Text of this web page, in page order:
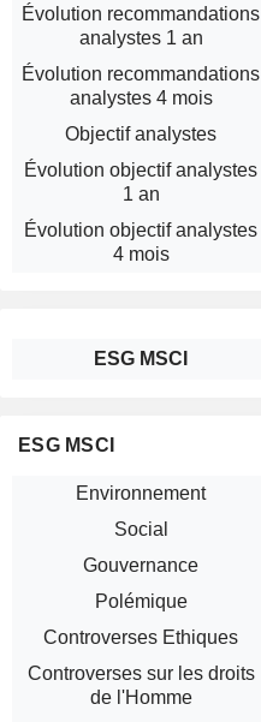
Évolution recommandations
analystes 1 an
Évolution recommandations
analystes 4 mois
Objectif analystes
Évolution objectif analystes
1 an
Évolution objectif analystes
4 mois
ESG MSCI
ESG MSCI
Environnement
Social
Gouvernance
Polémique
Controverses Ethiques
Controverses sur les droits
de l'Homme